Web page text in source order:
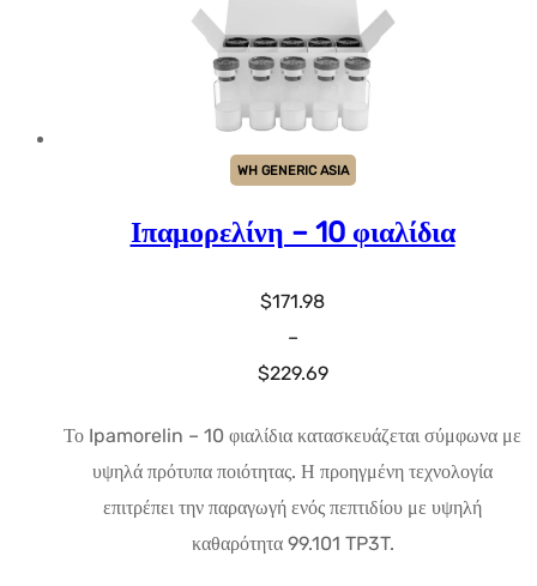
WH GENERIC ASIA
Ιπαμορελίνη – 10 φιαλίδια
$171.98
–
$229.69Εύρος
$171.98
έως
$229.69
Το Ipamorelin – 10 φιαλίδια κατασκευάζεται σύμφωνα με
υψηλά πρότυπα ποιότητας. Η προηγμένη τεχνολογία
επιτρέπει την παραγωγή ενός πεπτιδίου με υψηλή
καθαρότητα 99.101 TP3T.